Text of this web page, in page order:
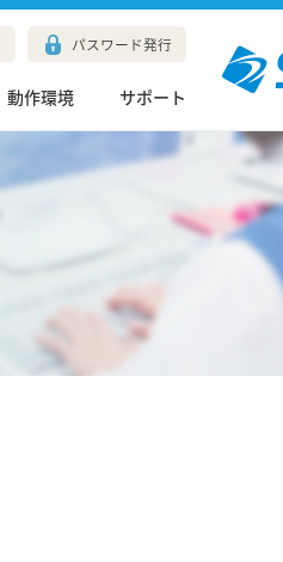
パスワード発行
動作環境 サポート